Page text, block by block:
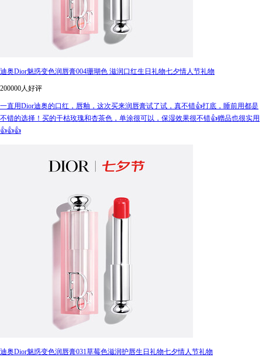
迪奥Dior魅惑变色润唇膏004珊瑚色 滋润口红生日礼物七夕情人节礼物
200000人好评
一直用Dior迪奥的口红，唇釉，这次买来润唇膏试了试，真不错👍打底，睡前用都是
不错的选择！买的干枯玫瑰和杏茶色，单涂很可以，保湿效果很不错👍赠品也很实用
👍👍👍
迪奥Dior魅惑变色润唇膏031草莓色滋润护唇生日礼物七夕情人节礼物